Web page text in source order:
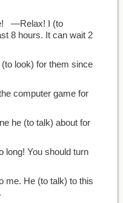
—Relax! I (to
8 hours. It can wait 2
look) for them since
computer game for
he (to talk) about for
long! You should turn
me. He (to talk) to this